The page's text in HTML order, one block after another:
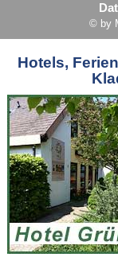
© by
Hotels,